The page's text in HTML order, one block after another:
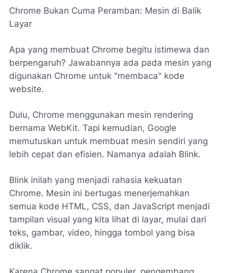
Chrome Bukan Cuma Peramban: Mesin di Balik
Layar
Apa yang membuat Chrome begitu istimewa dan
berpengaruh? Jawabannya ada pada mesin yang
digunakan Chrome untuk "membaca" kode
website.
Dulu, Chrome menggunakan mesin rendering
bernama WebKit. Tapi kemudian, Google
memutuskan untuk membuat mesin sendiri yang
lebih cepat dan efisien. Namanya adalah Blink.
Blink inilah yang menjadi rahasia kekuatan
Chrome. Mesin ini bertugas menerjemahkan
semua kode HTML, CSS, dan JavaScript menjadi
tampilan visual yang kita lihat di layar, mulai dari
teks, gambar, video, hingga tombol yang bisa
diklik.